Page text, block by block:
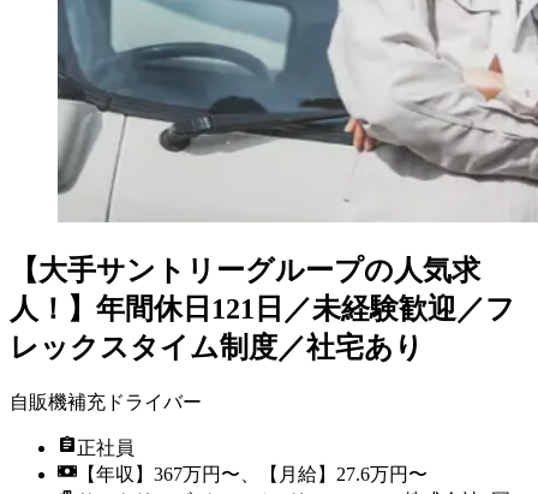
【大手サントリーグループの人気求
人！】年間休日121日／未経験歓迎／フ
レックスタイム制度／社宅あり
自販機補充ドライバー
正社員
【年収】367万円〜、【月給】27.6万円〜